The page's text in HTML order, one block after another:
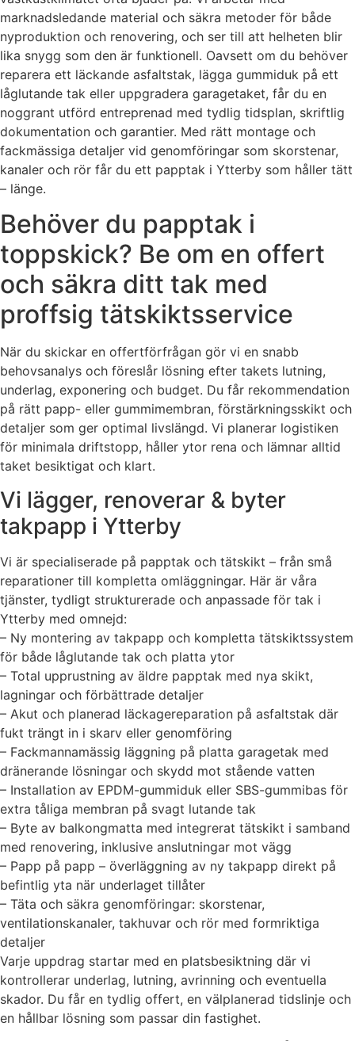
marknadsledande material och säkra metoder för både
nyproduktion och renovering, och ser till att helheten blir
lika snygg som den är funktionell. Oavsett om du behöver
reparera ett läckande asfaltstak, lägga gummiduk på ett
låglutande tak eller uppgradera garagetaket, får du en
noggrant utförd entreprenad med tydlig tidsplan, skriftlig
dokumentation och garantier. Med rätt montage och
fackmässiga detaljer vid genomföringar som skorstenar,
kanaler och rör får du ett papptak i Ytterby som håller tätt
– länge.
Behöver du papptak i
toppskick? Be om en offert
och säkra ditt tak med
proffsig tätskiktsservice
När du skickar en offertförfrågan gör vi en snabb
behovsanalys och föreslår lösning efter takets lutning,
underlag, exponering och budget. Du får rekommendation
på rätt papp- eller gummimembran, förstärkningsskikt och
detaljer som ger optimal livslängd. Vi planerar logistiken
för minimala driftstopp, håller ytor rena och lämnar alltid
taket besiktigat och klart.
Vi lägger, renoverar & byter
takpapp i Ytterby
Vi är specialiserade på papptak och tätskikt – från små
reparationer till kompletta omläggningar. Här är våra
tjänster, tydligt strukturerade och anpassade för tak i
Ytterby med omnejd:
– Ny montering av takpapp och kompletta tätskiktssystem
för både låglutande tak och platta ytor
– Total upprustning av äldre papptak med nya skikt,
lagningar och förbättrade detaljer
– Akut och planerad läckagereparation på asfaltstak där
fukt trängt in i skarv eller genomföring
– Fackmannamässig läggning på platta garagetak med
dränerande lösningar och skydd mot stående vatten
– Installation av EPDM-gummiduk eller SBS-gummibas för
extra tåliga membran på svagt lutande tak
– Byte av balkongmatta med integrerat tätskikt i samband
med renovering, inklusive anslutningar mot vägg
– Papp på papp – överläggning av ny takpapp direkt på
befintlig yta när underlaget tillåter
– Täta och säkra genomföringar: skorstenar,
ventilationskanaler, takhuvar och rör med formriktiga
detaljer
Varje uppdrag startar med en platsbesiktning där vi
kontrollerar underlag, lutning, avrinning och eventuella
skador. Du får en tydlig offert, en välplanerad tidslinje och
en hållbar lösning som passar din fastighet.